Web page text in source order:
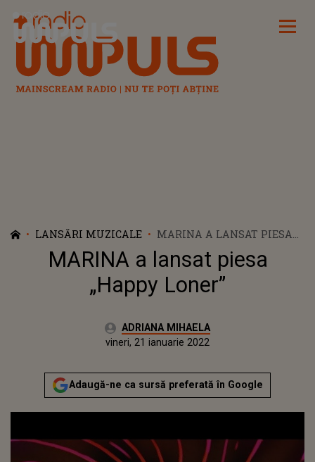
Radio Impuls
LANSĂRI MUZICALE
MARINA A LANSAT PIESA
„HAPPY LONER”
MARINA a lansat piesa
„Happy Loner”
Autor:ADRIANA MIHAELA
vineri, 21 ianuarie 2022Actualizat:
vineri, 21 ianuarie 2022
Adaugă-ne ca sursă preferată în Google